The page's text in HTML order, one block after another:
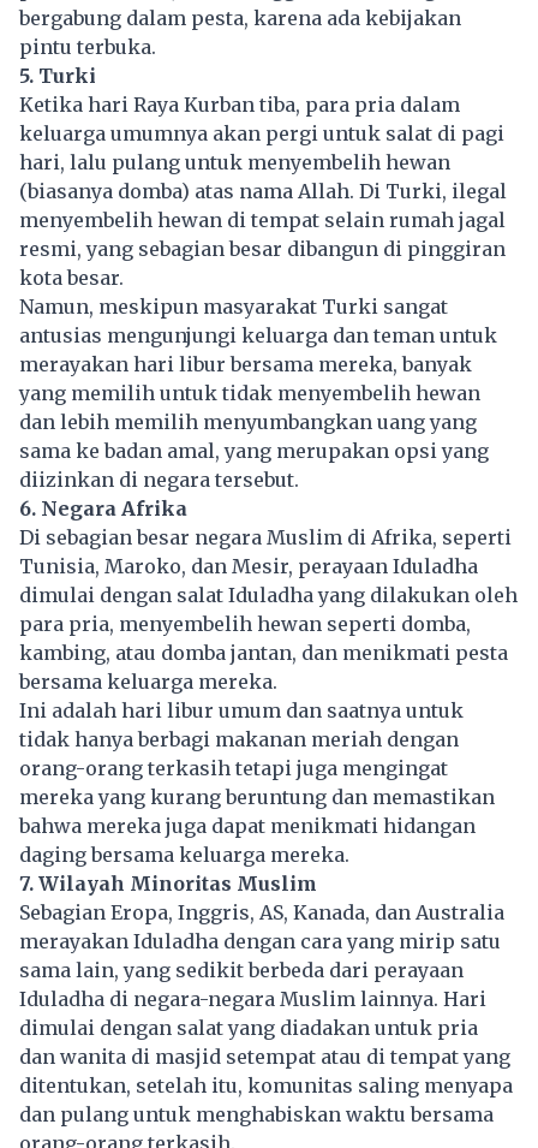
bergabung dalam pesta, karena ada kebijakan
pintu terbuka.
5. Turki
Ketika hari Raya Kurban tiba, para pria dalam
keluarga umumnya akan pergi untuk salat di pagi
hari, lalu pulang untuk menyembelih hewan
(biasanya domba) atas nama Allah. Di Turki, ilegal
menyembelih hewan di tempat selain rumah jagal
resmi, yang sebagian besar dibangun di pinggiran
kota besar.
Namun, meskipun masyarakat Turki sangat
antusias mengunjungi keluarga dan teman untuk
merayakan hari libur bersama mereka, banyak
yang memilih untuk tidak menyembelih hewan
dan lebih memilih menyumbangkan uang yang
sama ke badan amal, yang merupakan opsi yang
diizinkan di negara tersebut.
6. Negara Afrika
Di sebagian besar negara Muslim di Afrika, seperti
Tunisia, Maroko, dan Mesir, perayaan Iduladha
dimulai dengan salat Iduladha yang dilakukan oleh
para pria, menyembelih hewan seperti domba,
kambing, atau domba jantan, dan menikmati pesta
bersama keluarga mereka.
Ini adalah hari libur umum dan saatnya untuk
tidak hanya berbagi makanan meriah dengan
orang-orang terkasih tetapi juga mengingat
mereka yang kurang beruntung dan memastikan
bahwa mereka juga dapat menikmati hidangan
daging bersama keluarga mereka.
7. Wilayah Minoritas Muslim
Sebagian Eropa, Inggris, AS, Kanada, dan Australia
merayakan Iduladha dengan cara yang mirip satu
sama lain, yang sedikit berbeda dari perayaan
Iduladha di negara-negara Muslim lainnya. Hari
dimulai dengan salat yang diadakan untuk pria
dan wanita di masjid setempat atau di tempat yang
ditentukan, setelah itu, komunitas saling menyapa
dan pulang untuk menghabiskan waktu bersama